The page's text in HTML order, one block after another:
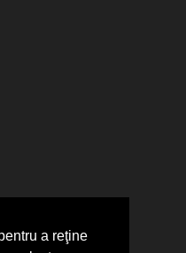
a reţine